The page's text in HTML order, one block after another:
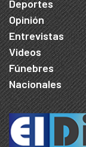
Deportes
Opinión
Entrevistas
Videos
Fúnebres
Nacionales